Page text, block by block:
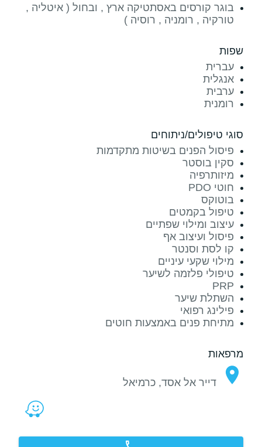
בוגר קורסים באסתטיקה ארץ , ובחול ( איטליה ,
טורקיה , רומניה , רוסיה )
שפות
עברית
אנגלית
ערבית
רומנית
סוגי טיפולים/ניתוחים
פיסול הפנים בשיטות מתקדמות
סקין בוסטר
מיזותרפיה
חוטי PDO
בוטוקס
טיפול בקמטים
עיצוב ומילוי שפתיים
פיסול ועיצוב אף
קו לסת וסנטר
מילוי שקעי עיניים
טיפולי פלזמה לשיער
PRP
השתלת שיער
פילינג רפואי
מתיחת פנים באמצעות חוטים
מרפאות
דייר אל אסד, כרמיאל